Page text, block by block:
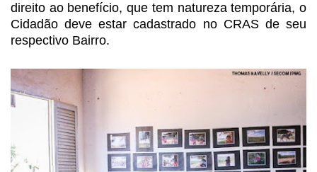
direito aobenefício, que tem natureza temporária, o
Cidadão deve estar cadastrado no CRASde seu
respectivo Bairro.